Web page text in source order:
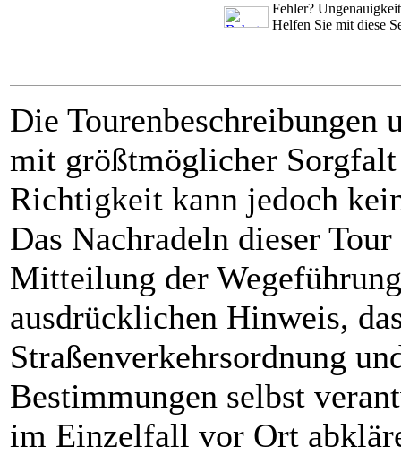
Fehler?
Helfen Sie mit diese
Die Tourenbeschreibungen
mit größtmöglicher
Richtigkeit kann jedoch
Das Nachradeln dieser
Mitteilung der
ausdrücklichen Hinweis,
Straßenverkehrsordnung
Bestimmungen selbst
im Einzelfall vor Ort